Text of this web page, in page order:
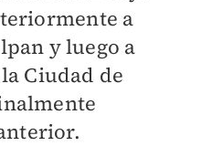
a
y luego a
Ciudad de